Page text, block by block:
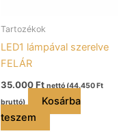
Tartozékok
LED1 lámpával szerelve
FELÁR
35.000Ft nettó (44.450Ft
bruttó)
Kosárba
teszem